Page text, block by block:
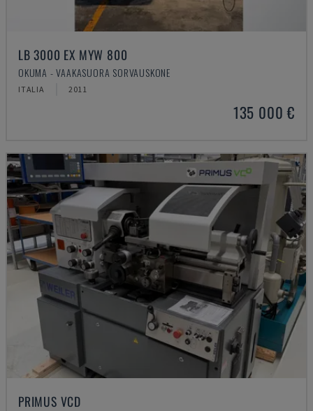
LB 3000 EX MYW 800
OKUMA - VAAKASUORA SORVAUSKONE
ITALIA 2011
135 000 €
PRIMUS VCD